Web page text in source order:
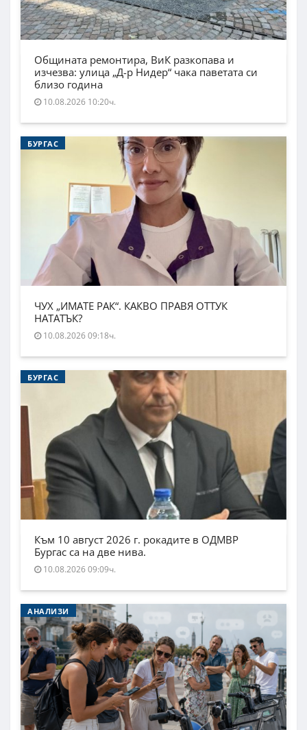
Общината ремонтира, ВиК разкопава и
изчезва: улица „Д-р Нидер“ чака паветата си
близо година
10.08.2026 10:20ч.
БУРГАС
ЧУХ „ИМАТЕ РАК“. КАКВО ПРАВЯ ОТТУК
НАТАТЪК?
10.08.2026 09:18ч.
БУРГАС
Към 10 август 2026 г. рокадите в ОДМВР
Бургас са на две нива.
10.08.2026 09:09ч.
АНАЛИЗИ